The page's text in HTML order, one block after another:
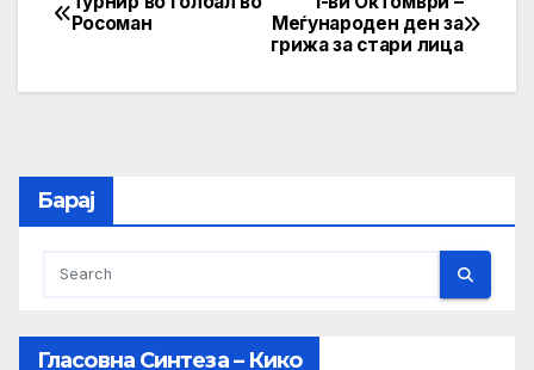
Post
Меѓународен ден за
грижа за стари лица
Росоман
Барај
Гласовна Синтеза – Кико